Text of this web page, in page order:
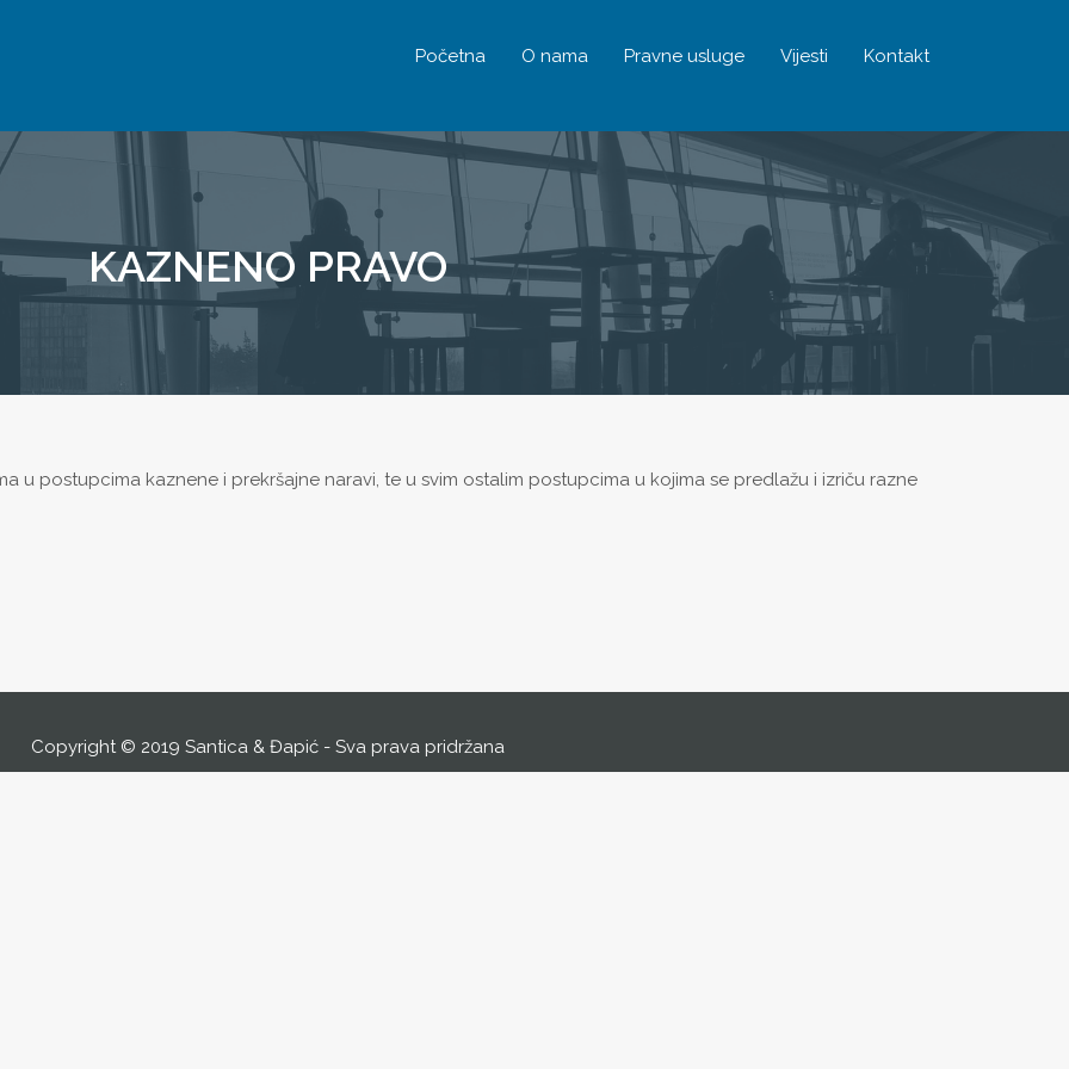
Početna O nama Pravne usluge Vijesti Kontakt
KAZNENO PRAVO
u postupcima kaznene i prekršajne naravi, te u svim ostalim postupcima u kojima se predlažu i izriču razne
Copyright © 2019 Santica & Đapić - Sva prava pridržana